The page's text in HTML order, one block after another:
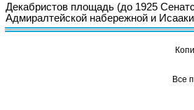
Декабристов площадь (до 1925
Адмиралтейской набережной и
Все